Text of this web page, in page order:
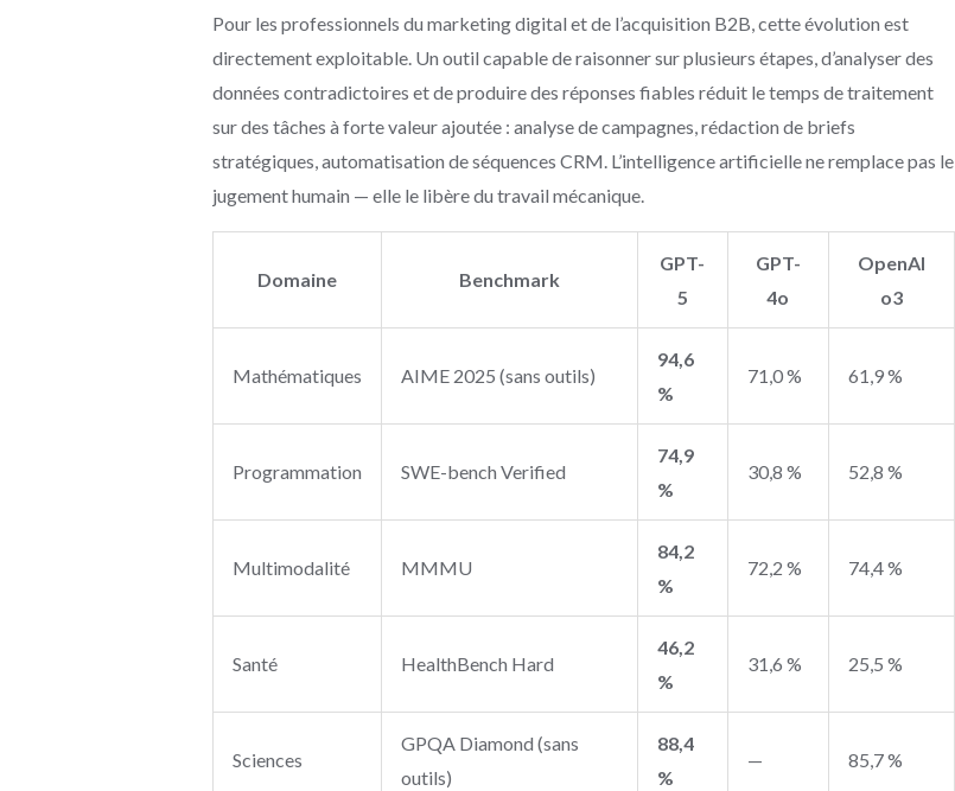
Pour les professionnels du marketing digital et de l’acquisition B2B, cette évolution est
directement exploitable. Un outil capable de raisonner sur plusieurs étapes, d’analyser des
données contradictoires et de produire des réponses fiables réduit le temps de traitement
sur des tâches à forte valeur ajoutée : analyse de campagnes, rédaction de briefs
stratégiques, automatisation de séquences CRM. L’intelligence artificielle ne remplace pas le
jugement humain — elle le libère du travail mécanique.
Domaine Benchmark
GPT-
5
GPT-
4o
OpenAI
o3
Mathématiques AIME 2025 (sans outils)
94,6
%
71,0 % 61,9 %
Programmation SWE-bench Verified
74,9
%
30,8 % 52,8 %
Multimodalité MMMU
84,2
%
72,2 % 74,4 %
Santé HealthBench Hard
46,2
%
31,6 % 25,5 %
Sciences
GPQA Diamond (sans
outils)
88,4
%
— 85,7 %